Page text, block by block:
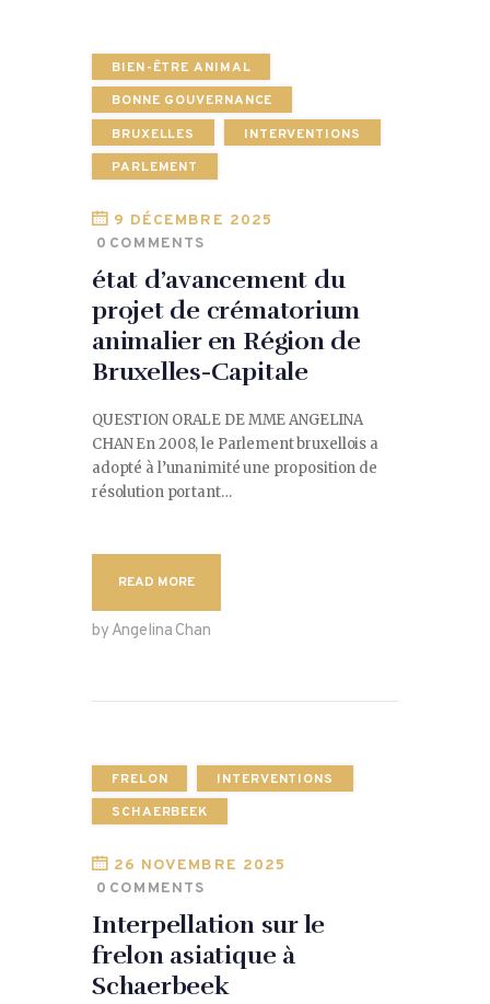
BIEN-ÊTRE ANIMAL
BONNE GOUVERNANCE
BRUXELLES
INTERVENTIONS
PARLEMENT
9 DÉCEMBRE 2025
0 COMMENTS
état d’avancement du
projet de crématorium
animalier en Région de
Bruxelles-Capitale
QUESTION ORALE DE MME ANGELINA
CHAN En 2008, le Parlement bruxellois a
adopté à l’unanimité une proposition de
résolution portant…
READ MORE
by Angelina Chan
FRELON
INTERVENTIONS
SCHAERBEEK
26 NOVEMBRE 2025
0 COMMENTS
Interpellation sur le
frelon asiatique à
Schaerbeek